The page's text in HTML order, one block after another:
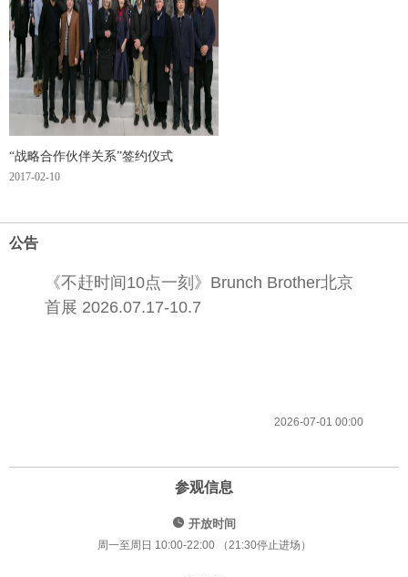
“战略合作伙伴关系”签约仪式
2017-02-10
公告
《不赶时间10点一刻》Brunch Brother北京
首展 2026.07.17-10.7
2026-07-01 00:00
参观信息
开放时间
周一至周日 10:00-22:00 （21:30停止进场）